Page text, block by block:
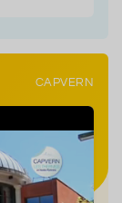
CAPVERN